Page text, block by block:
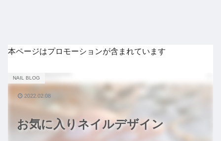
本ページはプロモーションが含まれています
お気に入りネイルデザイン
NAIL BLOG
2022.02.08